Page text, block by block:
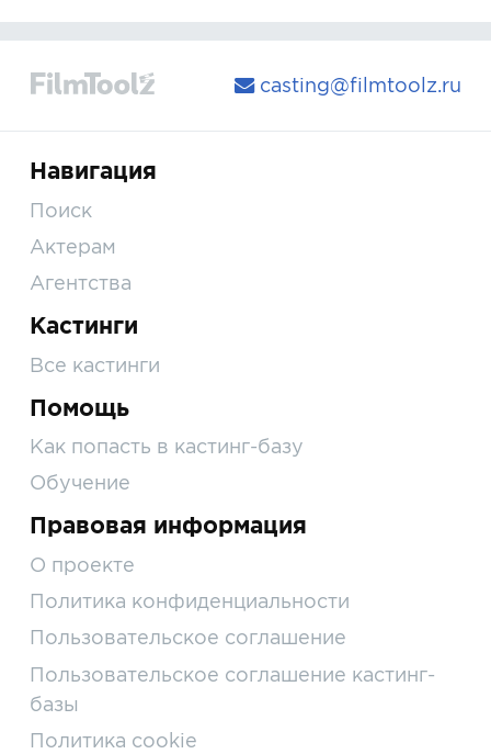
casting@filmtoolz.ru
Навигация
Поиск
Актерам
Агентства
Кастинги
Все кастинги
Помощь
Как попасть в кастинг-базу
Обучение
Правовая информация
О проекте
Политика конфиденциальности
Пользовательское соглашение
Пользовательское соглашение кастинг-
базы
Политика cookie